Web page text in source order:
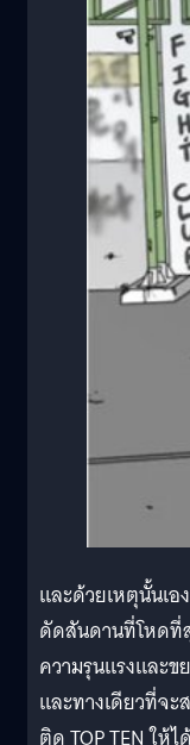
และด้วยเหตุนั้นเอ
ดัดสันดานที่โหดที่สุ
ความรุนแรงและ
และทางเดียวที่จะ